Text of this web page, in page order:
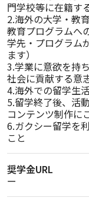
門学校等に在籍す
2.海外の大学・教
教育プログラムへ
学先・プログラム
ます）
3.学業に意欲を持
社会に貢献する意
4.海外での留学生
5.留学終了後、活
コンテンツ制作に
6.ガクシー留学を
こと
奨学金URL
ー